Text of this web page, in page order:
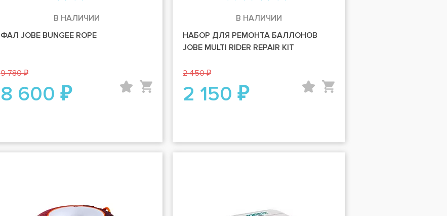
В НАЛИЧИИ
ФАЛ JOBE BUNGEE ROPE
9 780 ₽
8 600 ₽
В НАЛИЧИИ
НАБОР ДЛЯ РЕМОНТА БАЛЛОНОВ
JOBE MULTI RIDER REPAIR KIT
2 450 ₽
2 150 ₽